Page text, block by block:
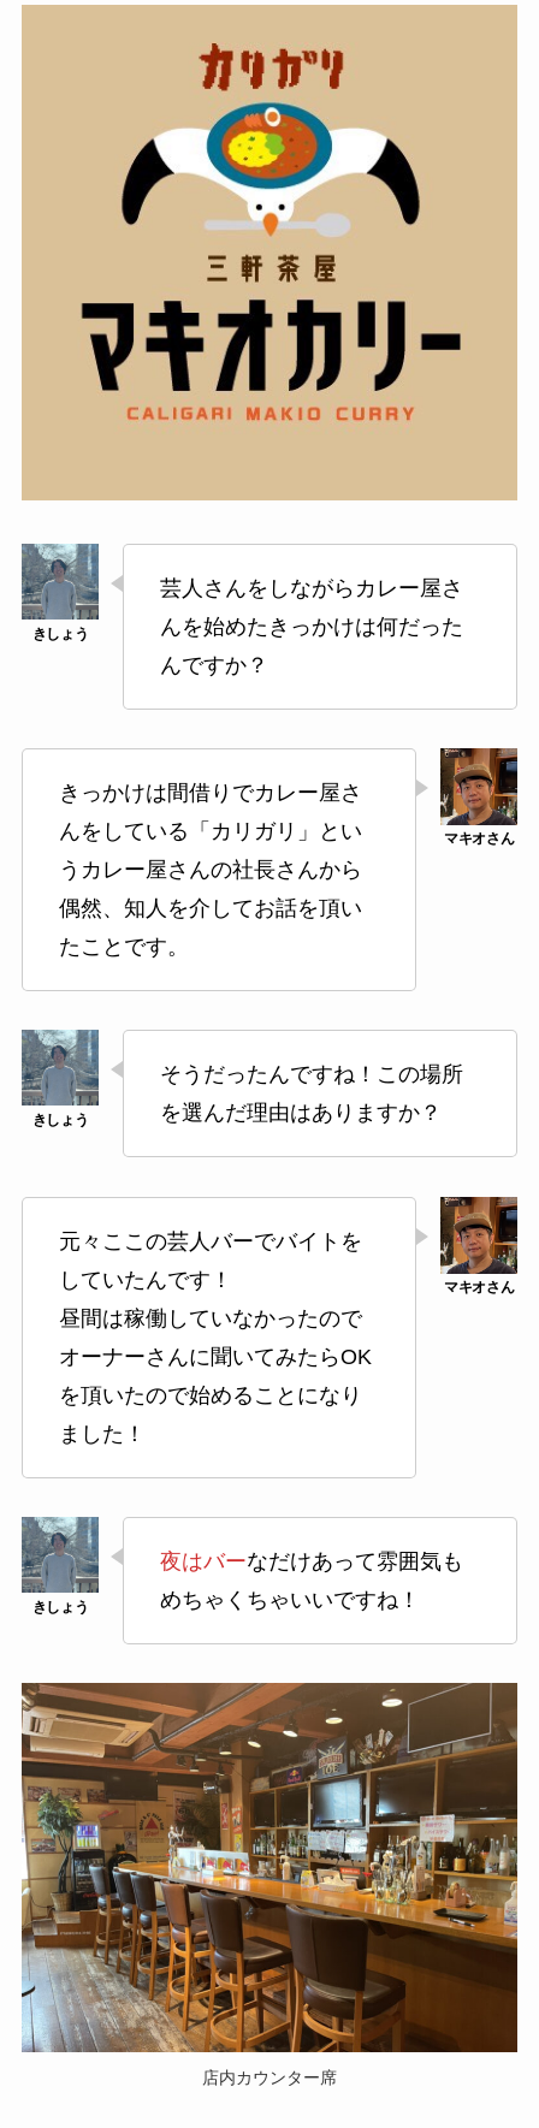
芸人さんをしながらカレー屋さ
んを始めたきっかけは何だった
んですか？
きっかけは間借りでカレー屋さ
んをしている「カリガリ」とい
うカレー屋さんの社長さんから
偶然、知人を介してお話を頂い
たことです。
そうだったんですね！この場所
を選んだ理由はありますか？
元々ここの芸人バーでバイトを
していたんです！
昼間は稼働していなかったので
オーナーさんに聞いてみたらOK
を頂いたので始めることになり
ました！
夜はバーなだけあって雰囲気も
めちゃくちゃいいですね！
店内カウンター席